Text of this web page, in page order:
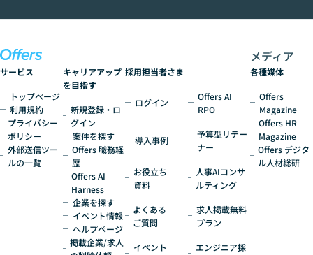
いう方にこそ参加いただきたいイベントで
サービス
トップページ
利用規約
プライバシー
ポリシー
外部送信ツー
ルの一覧
キャリアアップ
を目指す
新規登録・ロ
グイン
案件を探す
Offers 職務経
歴
Offers AI
Harness
企業を探す
イベント情報
ヘルプページ
掲載企業/求人
採用担当者さま
ログイン
導入事例
お役立ち
資料
よくある
ご質問
イベント
Offers AI
RPO
予算型リテー
ナー
人事AIコンサ
ルティング
求人掲載無料
プラン
エンジニア採
メディア
各種媒体
Offers
Magazine
Offers HR
Magazine
Offers デジタ
ル人材総研